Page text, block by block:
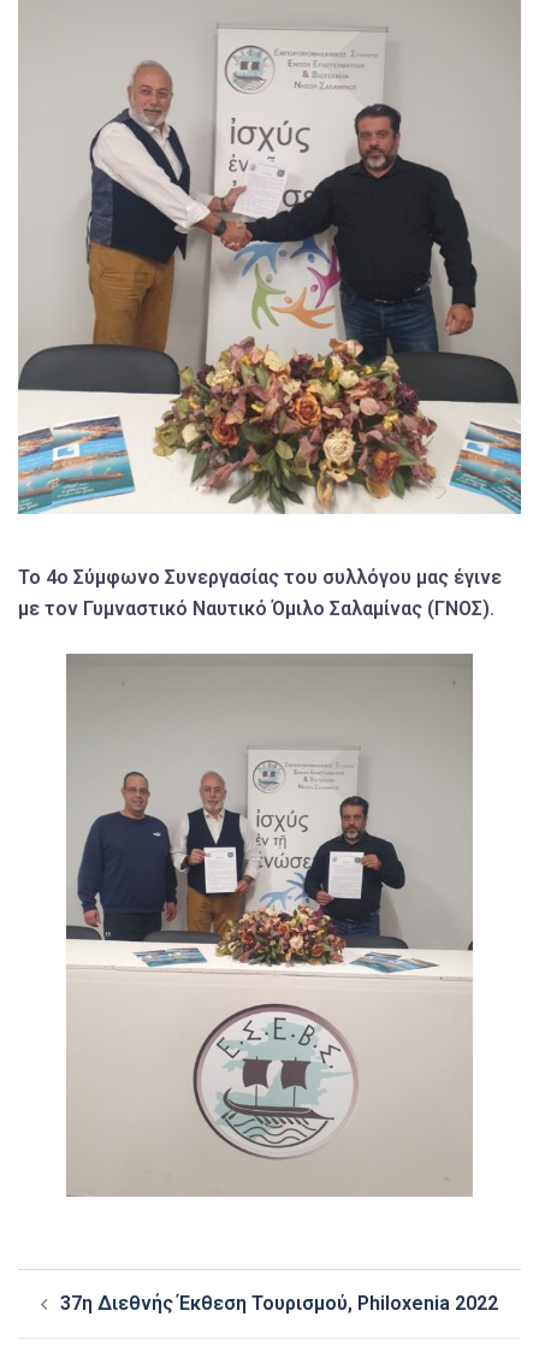
Το 4ο Σύμφωνο Συνεργασίας του συλλόγου μας έγινε
με τον Γυμναστικό Ναυτικό Όμιλο Σαλαμίνας (ΓΝΟΣ).
navigation
37η Διεθνής Έκθεση Τουρισμού, Philoxenia 2022